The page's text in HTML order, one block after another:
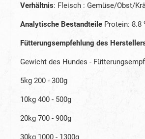
Verhältnis: Fleisch : Gemüse/Obst/
Analytische Bestandteile Protein: 8.8
Fütterungsempfehlung des
Gewicht des Hundes -
5kg 200 - 300g
10kg 400 - 500g
20kg 700 - 900g
30kg 1000 - 1300g